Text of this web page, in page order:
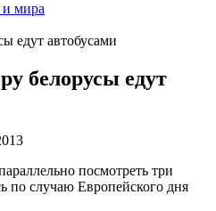
и мира
едут автобусами
белорусы едут
посмотреть три
по случаю Европейского дня